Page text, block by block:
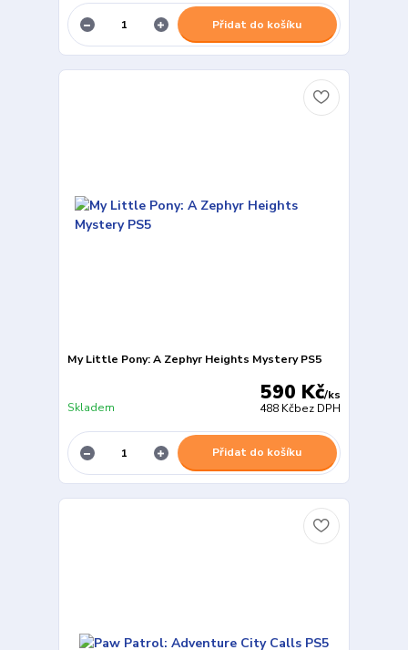
Přidat do košíku
My Little Pony: A Zephyr Heights Mystery PS5
590 Kč/ks
488 Kčbez DPH
Skladem
Přidat do košíku